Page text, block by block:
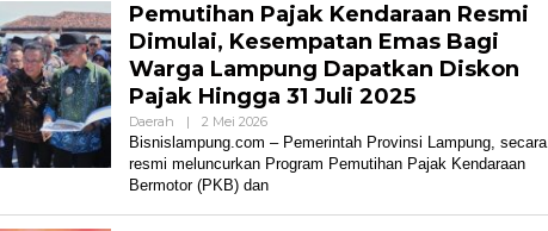
Pemutihan Pajak Kendaraan Resmi
Dimulai, Kesempatan Emas Bagi
Warga Lampung Dapatkan Diskon
Pajak Hingga 31 Juli 2025
Daerah | 2 Mei 2026Oleh
Bisnis
Lampung
Bisnislampung.com – Pemerintah Provinsi Lampung, secara
resmi meluncurkan Program Pemutihan Pajak Kendaraan
Bermotor (PKB) dan